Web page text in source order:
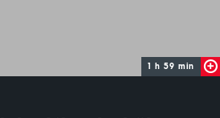
1 h 59 min